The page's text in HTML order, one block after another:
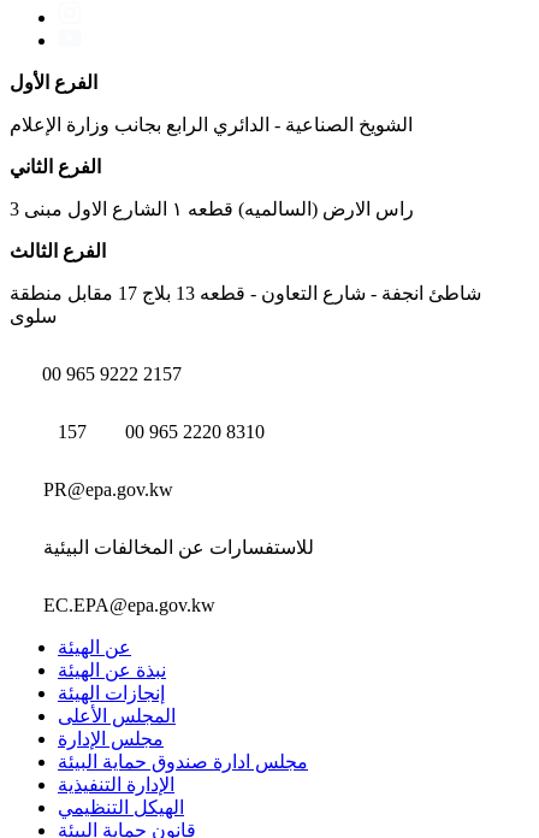
الفرع الأول
الشويخ الصناعية - الدائري الرابع بجانب وزارة الإعلام
الفرع الثاني
راس الارض (السالميه) قطعه ١ الشارع الاول مبنى 3
الفرع الثالث
شاطئ انجفة - شارع التعاون - قطعه 13 بلاج 17 مقابل منطقة
سلوى
00 965 9222 2157
157 00 965 2220 8310
PR@epa.gov.kw
للاستفسارات عن المخالفات البيئية
EC.EPA@epa.gov.kw
عن الهيئة
نبذة عن الهيئة
إنجازات الهيئة
المجلس الأعلى
مجلس الإدارة
مجلس ادارة صندوق حماية البيئة
الإدارة التنفيذية
الهيكل التنظيمي
قانون حماية البيئة